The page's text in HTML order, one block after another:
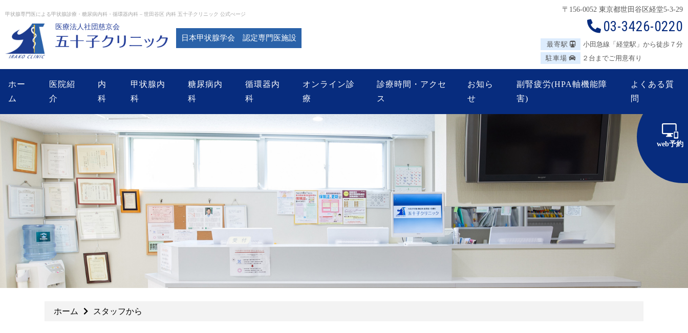
to甲状腺専門医による甲状腺診療・糖尿病内科・循環器内科 – 世田谷区 内科 五十子クリニック 公式ぺージ
医療法人社団慈京会
日本甲状腺学会 認定専門医施設
〒156-0052 東京都世田谷区経堂5-3-29
03-3426-0220
最寄駅
小田急線「経堂駅」から徒歩７分
駐車場
２台までご用意有り
web予約
ホー
ム
医院紹
介
内
科
甲状腺内
科
糖尿病内
科
循環器内
科
オンライン診
療
診療時間・アクセ
ス
お知ら
せ
副腎疲労(HPA軸機能障
害)
よくある質
問
ホーム スタッフから